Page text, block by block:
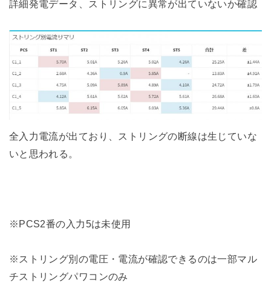
詳細発電データ、ストリングに異常が出ていないか確認
全入力電流が出ており、ストリングの断線は生じていな
いと思われる。
※PCS2番の入力5は未使用
※ストリング別の電圧・電流が確認できるのは一部マル
チストリングパワコンのみ